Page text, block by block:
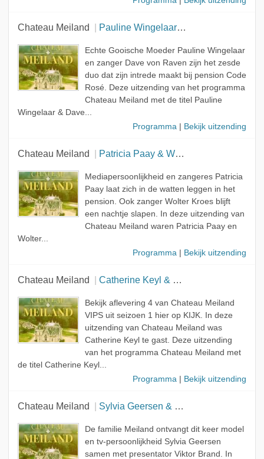
Chateau Meiland Pauline Wingelaar & Dave von Raven
Echte Gooische Moeder Pauline Wingelaar
en zanger Dave von Raven zijn het zesde
duo dat zijn intrede maakt bij pension Code
Rosé. Deze uitzending van het programma
Chateau Meiland met de titel Pauline
Wingelaar & Dave...
Programma | Bekijk uitzending
Chateau Meiland Patricia Paay & Wolter Kroes
Mediapersoonlijkheid en zangeres Patricia
Paay laat zich in de watten leggen in het
pension. Ook zanger Wolter Kroes blijft
een nachtje slapen. In deze uitzending van
Chateau Meiland waren Patricia Paay en
Wolter...
Programma | Bekijk uitzending
Chateau Meiland Catherine Keyl & Koen Pieter van Dijk
Bekijk aflevering 4 van Chateau Meiland
VIPS uit seizoen 1 hier op KIJK. In deze
uitzending van Chateau Meiland was
Catherine Keyl te gast. Deze uitzending
van het programma Chateau Meiland met
de titel Catherine Keyl...
Programma | Bekijk uitzending
Chateau Meiland Sylvia Geersen & Viktor Brand
De familie Meiland ontvangt dit keer model
en tv-persoonlijkheid Sylvia Geersen
samen met presentator Viktor Brand. In